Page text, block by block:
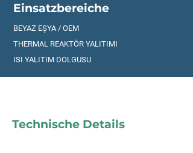
Einsatzbereiche
BEYAZ EŞYA / OEM
THERMAL REAKTÖR YALITIMI
ISI YALITIM DOLGUSU
Technische Details